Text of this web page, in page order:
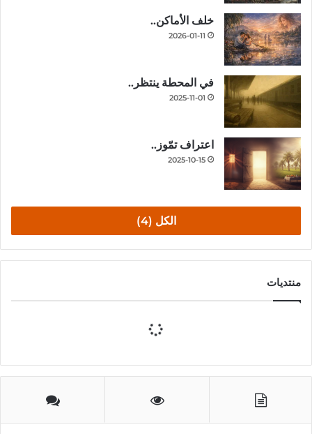
خلف الأماكن..
2026-01-11
في المحطة ينتظر..
2025-11-01
اعتراف تمّوز..
2025-10-15
الكل (4)
منتديات